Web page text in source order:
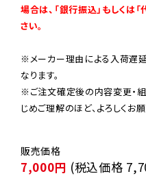
場合は、「銀行振込」もしくは
さい。
※メーカー理由による入荷遅
なります。
※ご注文確定後の内容変更・
じめご理解のほど、よろしくお願
7,000円 (税込価格